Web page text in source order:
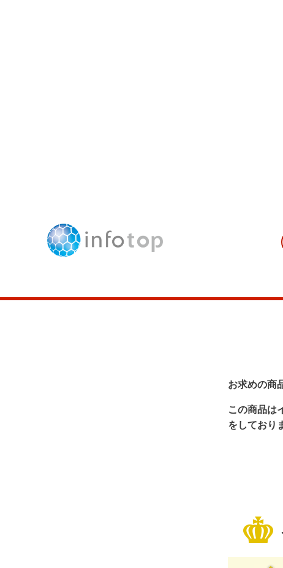
お求めの商
この商品は
をしており